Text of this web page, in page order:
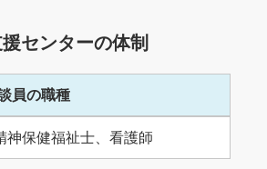
センターの体制
員の職種
神保健福祉士、看護師